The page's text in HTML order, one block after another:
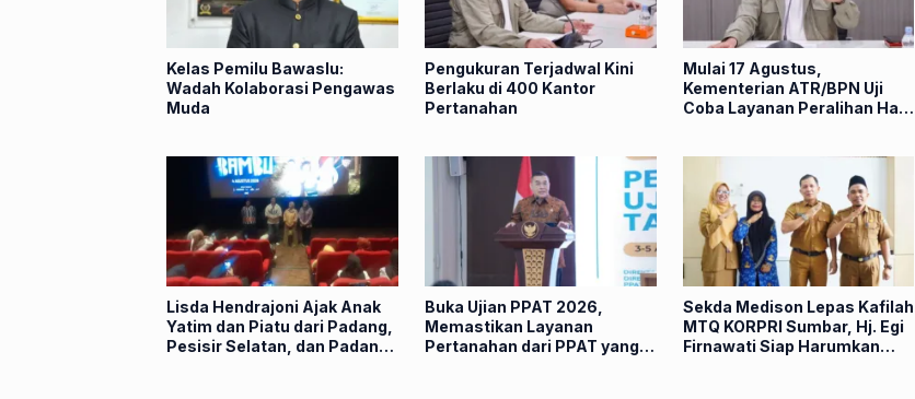
Kelas Pemilu Bawaslu:
Wadah Kolaborasi Pengawas
Muda
Pengukuran Terjadwal Kini
Berlaku di 400 Kantor
Pertanahan
Mulai 17 Agustus,
Kementerian ATR/BPN Uji
Coba Layanan Peralihan Hak
Lisda Hendrajoni Ajak Anak
Yatim dan Piatu dari Padang,
Pesisir Selatan, dan Padang
Buka Ujian PPAT 2026,
Memastikan Layanan
Pertanahan dari PPAT yang
Sekda Medison Lepas Kafilah
MTQ KORPRI Sumbar, Hj. Egi
Firnawati Siap Harumkan